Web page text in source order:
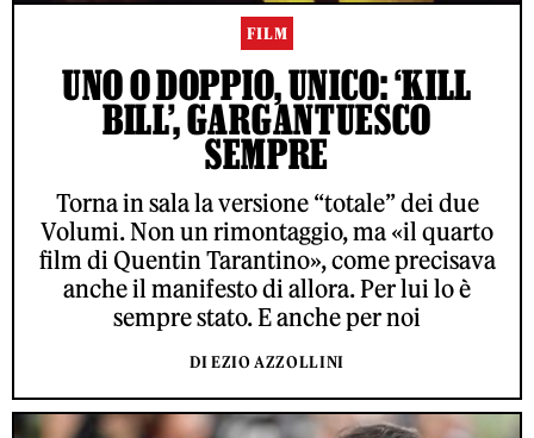
FILM
UNO O DOPPIO, UNICO: ‘KILL
BILL’, GARGANTUESCO
SEMPRE
Torna in sala la versione “totale” dei due
Volumi. Non un rimontaggio, ma «il quarto
film di Quentin Tarantino», come precisava
anche il manifesto di allora. Per lui lo è
sempre stato. E anche per noi
DI EZIO AZZOLLINI